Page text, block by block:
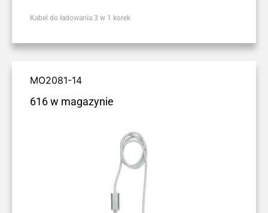
Kabel do ładowania 3 w 1 korek
MO2081-14
616 w magazynie